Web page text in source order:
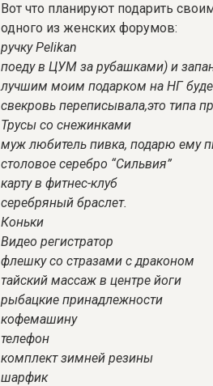
Вот что планируют подарить
одного из женских форумов:
ручку Pelikan
поеду в ЦУМ за рубашками) и
лучшим моим подарком на НГ
свекровь переписывала,это типа
Трусы со снежинками
муж любитель пивка, подарю ему
столовое серебро “Сильвия”
карту в фитнес-клуб
серебряный браслет.
Коньки
Видео регистратор
флешку со стразами с драконом
тайский массаж в центре йоги
рыбацкие принадлежности
кофемашину
телефон
комплект зимней резины
шарфик